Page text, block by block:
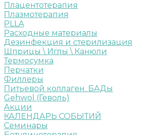
Плацентотерапия
Плазмотерапия
PLLA
Расходные материалы
Дезинфекция и стерилизация
Шприцы \ Иглы \ Канюли
Термосумка
Перчатки
Филлеры
Питьевой коллаген. БАДы
Gehwol (Геволь)
Акции
КАЛЕНДАРЬ СОБЫТИЙ
Семинары